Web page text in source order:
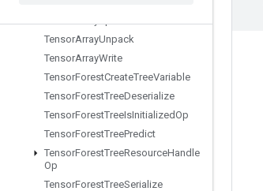
TensorArrayUnpack
TensorArrayWrite
TensorForestCreateTreeVariable
TensorForestTreeDeserialize
TensorForestTreeIsInitializedOp
TensorForestTreePredict
TensorForestTreeResourceHandle
Op
TensorForestTreeSerialize